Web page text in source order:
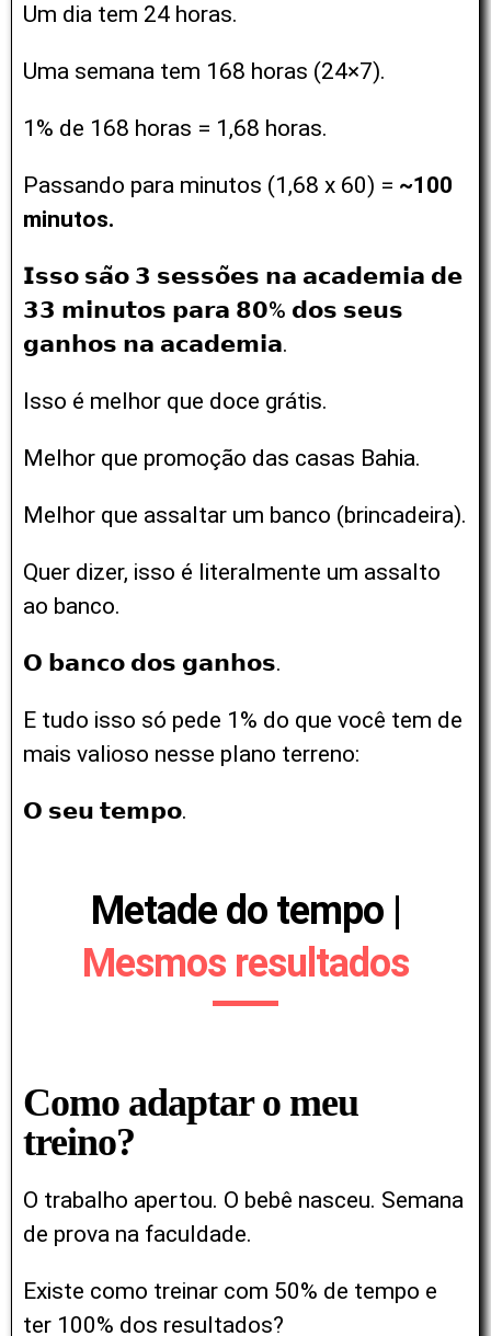
Um dia tem 24 horas.
Uma semana tem 168 horas (24×7).
1% de 168 horas = 1,68 horas.
Passando para minutos (1,68 x 60) = ~100
minutos.
𝗜𝘀𝘀𝗼 𝘀𝗮̃𝗼 𝟯 𝘀𝗲𝘀𝘀𝗼̃𝗲𝘀 𝗻𝗮 𝗮𝗰𝗮𝗱𝗲𝗺𝗶𝗮 𝗱𝗲
𝟯𝟯 𝗺𝗶𝗻𝘂𝘁𝗼𝘀 𝗽𝗮𝗿𝗮 𝟴𝟬% 𝗱𝗼𝘀 𝘀𝗲𝘂𝘀
𝗴𝗮𝗻𝗵𝗼𝘀 𝗻𝗮 𝗮𝗰𝗮𝗱𝗲𝗺𝗶𝗮.
Isso é melhor que doce grátis.
Melhor que promoção das casas Bahia.
Melhor que assaltar um banco (brincadeira).
Quer dizer, isso é literalmente um assalto
ao banco.
𝗢 𝗯𝗮𝗻𝗰𝗼 𝗱𝗼𝘀 𝗴𝗮𝗻𝗵𝗼𝘀.
E tudo isso só pede 1% do que você tem de
mais valioso nesse plano terreno:
𝗢 𝘀𝗲𝘂 𝘁𝗲𝗺𝗽𝗼.
Metade do tempo |
Mesmos resultados
Como adaptar o meu
treino?
O trabalho apertou. O bebê nasceu. Semana
de prova na faculdade.
Existe como treinar com 50% de tempo e
ter 100% dos resultados?